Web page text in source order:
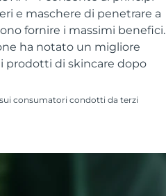
e maschere di penetrare a
fornire i massimi benefici.
ha notato un migliore
prodotti di skincare dopo
consumatori condotti da terzi
devices
eye massagers
KIWI™
care essentials
Whitening Gel
Uomini